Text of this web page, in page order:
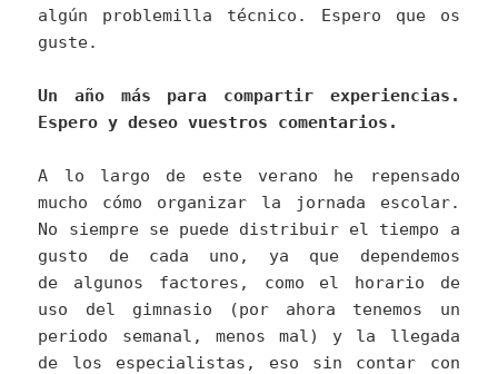
algún problemilla técnico. Espero que os
guste.
Un año más para compartir experiencias.
Espero y deseo vuestros comentarios.
A lo largo de este verano he repensado
mucho cómo organizar la jornada escolar.
No siempre se puede distribuir el tiempo a
gusto de cada uno, ya que dependemos
de algunos factores, como el horario de
uso del gimnasio (por ahora tenemos un
periodo semanal, menos mal) y la llegada
de los especialistas, eso sin contar con